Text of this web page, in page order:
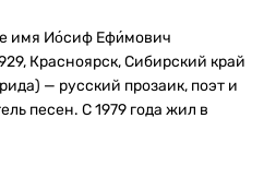
имя Ио́сиф Ефи́мович
Красноярск, Сибирский край
— русский прозаик, поэт и
песен. С 1979 года жил в